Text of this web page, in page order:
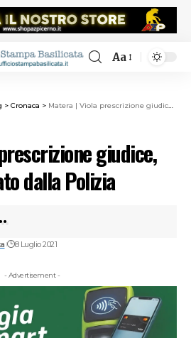
Aa
> Cronaca > Matera | Viola prescrizione giudice, stalker arrestato dalla Polizia
giudice,
dalla Polizia
8 Luglio 2021
- Advertisement -